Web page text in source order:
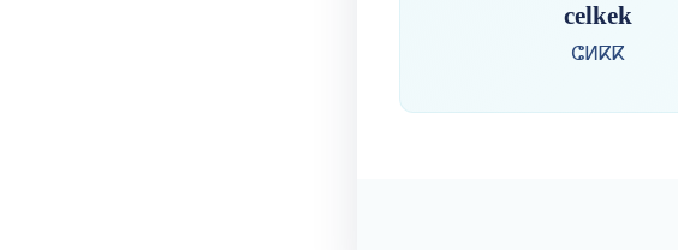
celkek
ⵛⵍⴽⴽ